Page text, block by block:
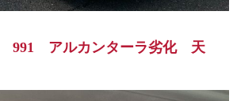
991 アルカンターラ劣化 天